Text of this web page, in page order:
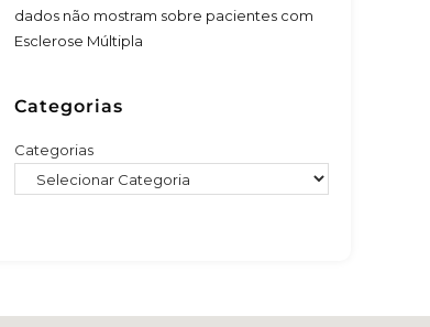
dados não mostram sobre pacientes com
Esclerose Múltipla
Categorias
Categorias